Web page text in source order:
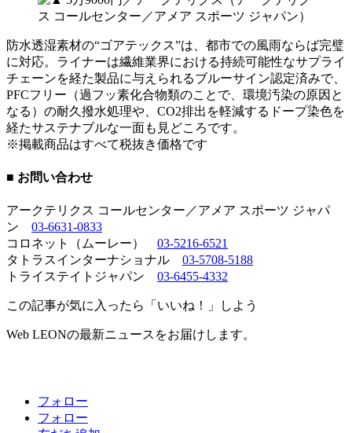
防水透湿素材の“ゴアテックス”は、都市での風雨ならば完璧
に対応。ライナーは繊維業界における持続可能性なサプライ
チェーンを経た製品に与えられるブルーサイン認定済みで、
PFCフリー（過フッ素化合物類のことで、環境汚染の原因と
なる）の耐久撥水処理や、CO2排出を軽減するドープ染色を
経たサステナブルな一面も見どころです。
※掲載商品はすべて税抜き価格です
■ お問い合わせ
アークテリクス コールセンター／アメア スポーツ ジャパ
ン 03-6631-0833
コロネット（ムーレー） 03-5216-6521
タトラスインターナショナル 03-5708-5188
トライステイトジャパン 03-6455-4332
この記事が気に入ったら「いいね！」しよう
Web LEONの最新ニュースをお届けします。
フォロー
フォロー